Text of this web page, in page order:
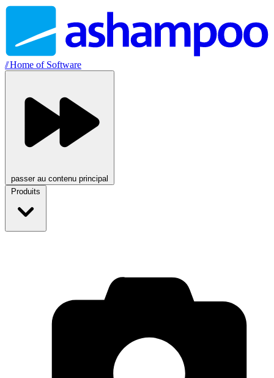
//Home of Software
passer au contenu principal
Produits